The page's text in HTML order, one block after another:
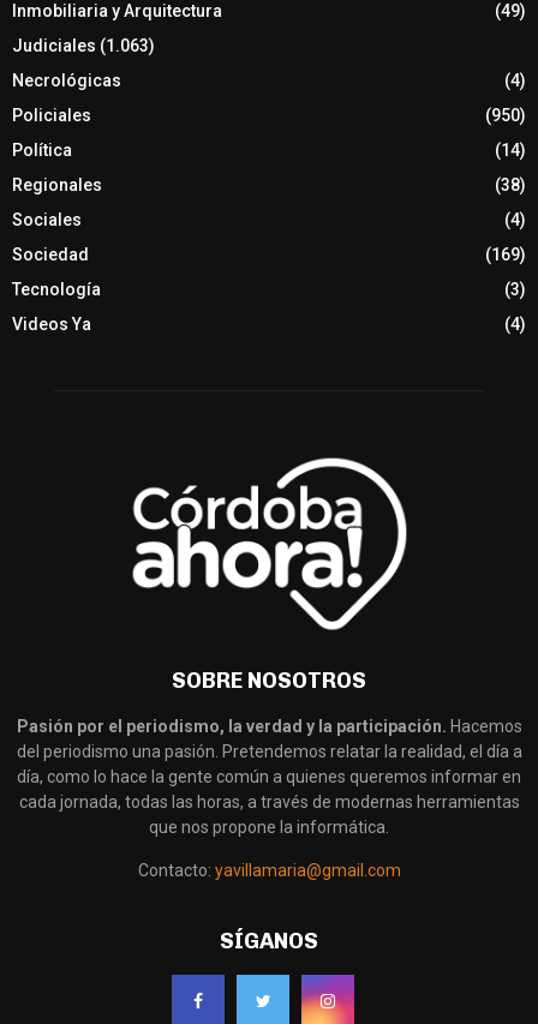
Inmobiliaria y Arquitectura
(49)
Judiciales (1.063)
Necrológicas
(4)
Policiales
(950)
Política
(14)
Regionales
(38)
Sociales
(4)
Sociedad
(169)
Tecnología
(3)
Videos Ya
(4)
SOBRE NOSOTROS
Pasión por el periodismo, la verdad y la participación. Hacemos
del periodismo una pasión. Pretendemos relatar la realidad, el día a
día, como lo hace la gente común a quienes queremos informar en
cada jornada, todas las horas, a través de modernas herramientas
que nos propone la informática.
Contacto: yavillamaria@gmail.com
SÍGANOS